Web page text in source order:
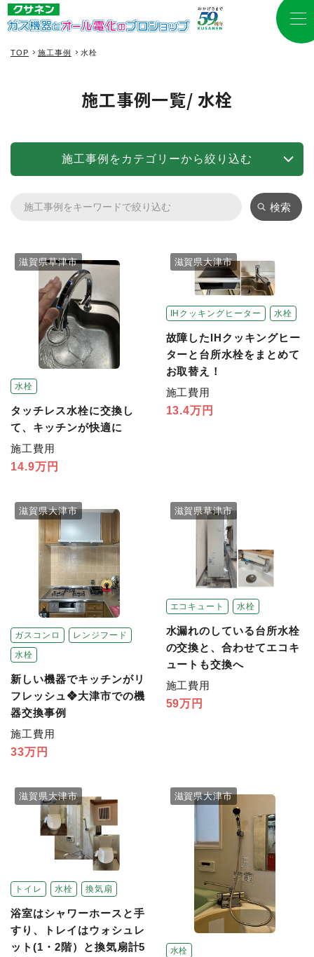
TOP 施工事例 水栓
施工事例一覧/ 水栓
施工事例をカテゴリーから絞り込む
検索
水栓
滋賀県草津市
タッチレス水栓に交換し
て、キッチンが快適に
施工費用
14.9万円
IHクッキングヒーター 水栓
滋賀県大津市
故障したIHクッキングヒー
ターと台所水栓をまとめて
お取替え！
施工費用
13.4万円
ガスコンロ
レンジフード
水栓
滋賀県大津市
新しい機器でキッチンがリ
フレッシュ❖大津市での機
器交換事例
施工費用
33万円
エコキュート 水栓
滋賀県草津市
水漏れのしている台所水栓
の交換と、合わせてエコキ
ュートも交換へ
施工費用
59万円
トイレ 水栓 換気扇
滋賀県大津市
浴室はシャワーホースと手
すり、トレイはウォシュレ
ット(1・2階）と換気扇計5
水栓
滋賀県大津市